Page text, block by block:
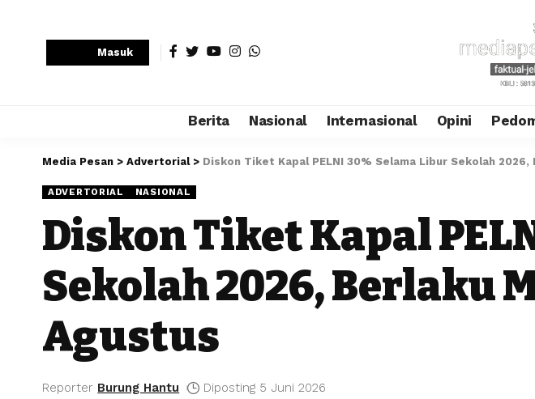
Masuk
Berita Nasional Internasional Opini
Media Pesan > Advertorial> Diskon Tiket Kapal PELNI 30% Selama Libur Sekolah 2026,
ADVERTORIAL NASIONAL
Diskon Tiket Kapal
Sekolah 2026, Berlaku
Agustus
Reporter Burung Hantu Diposting 5 Juni 2026